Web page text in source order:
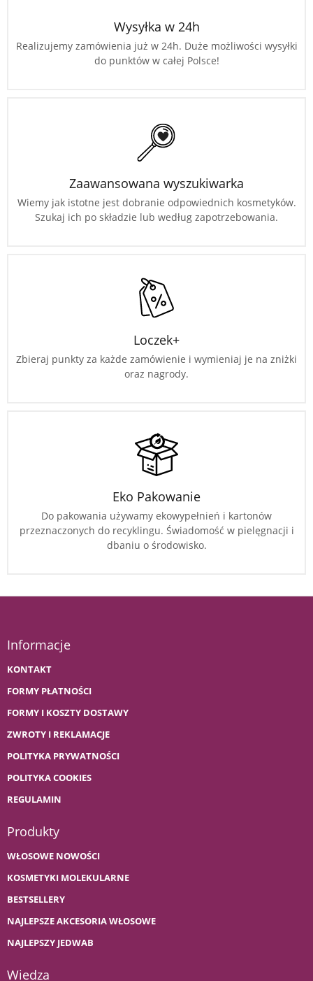
Wysyłka w 24h
Realizujemy zamówienia już w 24h. Duże możliwości wysyłki
do punktów w całej Polsce!
Zaawansowana wyszukiwarka
Wiemy jak istotne jest dobranie odpowiednich kosmetyków.
Szukaj ich po składzie lub według zapotrzebowania.
Loczek+
Zbieraj punkty za każde zamówienie i wymieniaj je na zniżki
oraz nagrody.
Eko Pakowanie
Do pakowania używamy ekowypełnień i kartonów
przeznaczonych do recyklingu. Świadomość w pielęgnacji i
dbaniu o środowisko.
Informacje
KONTAKT
FORMY PŁATNOŚCI
FORMY I KOSZTY DOSTAWY
ZWROTY I REKLAMACJE
POLITYKA PRYWATNOŚCI
POLITYKA COOKIES
REGULAMIN
Produkty
WŁOSOWE NOWOŚCI
KOSMETYKI MOLEKULARNE
BESTSELLERY
NAJLEPSZE AKCESORIA WŁOSOWE
NAJLEPSZY JEDWAB
Wiedza